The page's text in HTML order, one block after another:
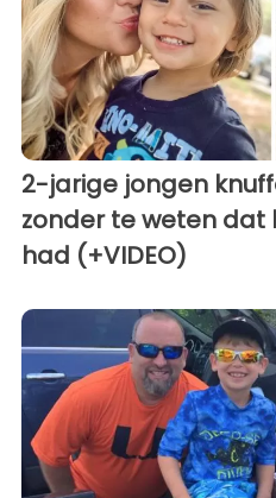
2-jarige jongen
zonder te weten dat
had (+VIDEO)